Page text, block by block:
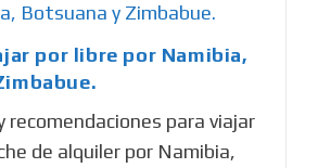
por libre por Namibia,
recomendaciones para viajar
de alquiler por Namibia,